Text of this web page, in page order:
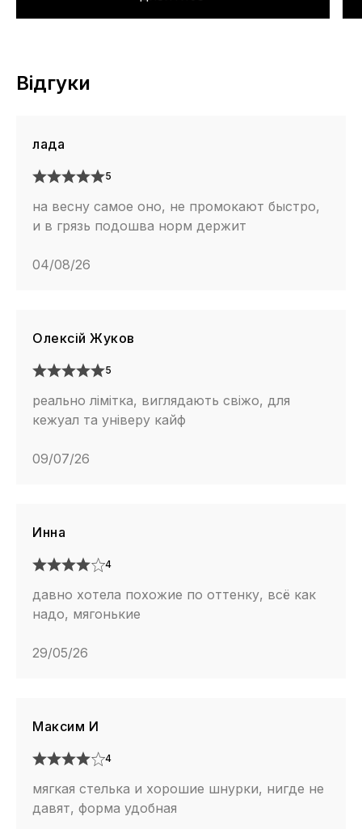
Відгуки
лада
5
на весну самое оно, не промокают быстро,
и в грязь подошва норм держит
04/08/26
Олексій Жуков
5
реально лімітка, виглядають свіжо, для
кежуал та універу кайф
09/07/26
Инна
4
давно хотела похожие по оттенку, всё как
надо, мягонькие
29/05/26
Максим И
4
мягкая стелька и хорошие шнурки, нигде не
давят, форма удобная